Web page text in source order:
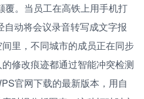
覆。当员工在高铁上用手机打
动将会议录音转写成文字报
里，不同城市的成员正在同步
修改痕迹都通过智能冲突检测
官网下载的最新版本，用自